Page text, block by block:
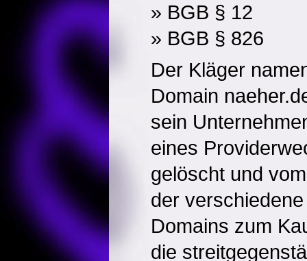
» BGB § 12
» BGB § 826
Der Kläger
Domain
sein
eines
gelöscht und
der
Domains zum
die